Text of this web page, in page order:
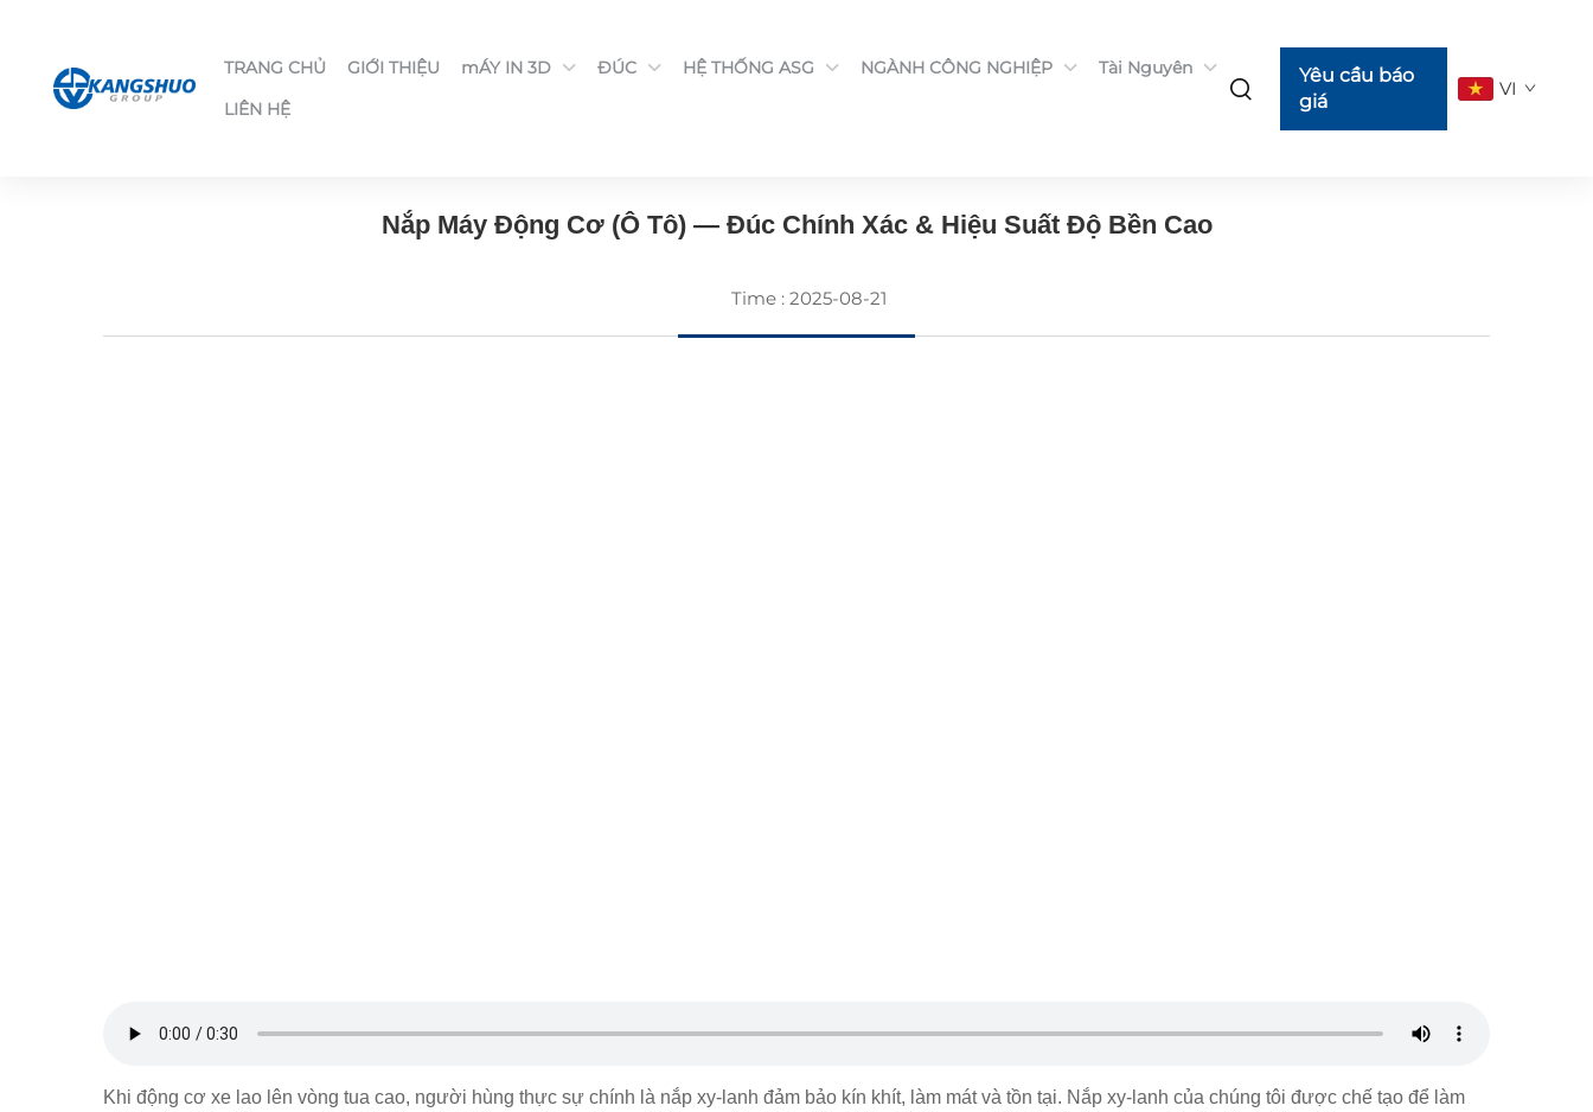
TRANG CHỦ GIỚI THIỆU mÁY IN 3D ĐÚC HỆ THỐNG ASG NGÀNH CÔNG NGHIỆP
Tài Nguyên
LIÊN HỆ
Yêu cầu báo
giá
VI
Nắp Máy Động Cơ (Ô Tô) — Đúc Chính Xác & Hiệu Suất Độ Bền Cao
Time : 2025-08-21
Khi động cơ xe lao lên vòng tua cao, người hùng thực sự chính là nắp xy-lanh đảm bảo kín khít, làm mát và tồn tại. Nắp xy-lanh của chúng tôi được chế tạo để làm